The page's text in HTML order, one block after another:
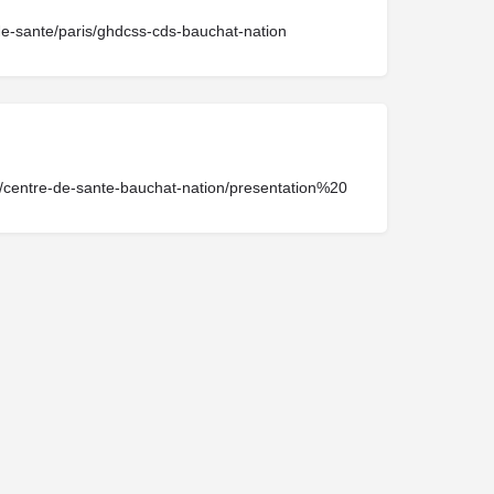
sante/paris/ghdcss-cds-bauchat-nation
de-sante-bauchat-nation/presentation%20